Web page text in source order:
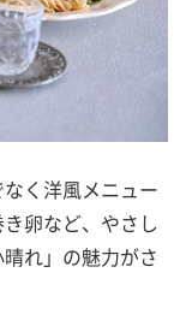
く洋風メニュー
卵など、やさし
れ」の魅力がさ